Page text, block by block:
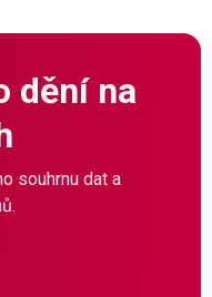
dění na
souhrnu dat a